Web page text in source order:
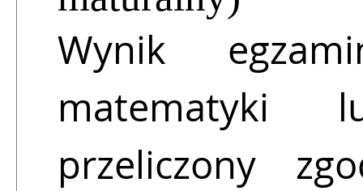
Wynik
matematyki
przeliczony